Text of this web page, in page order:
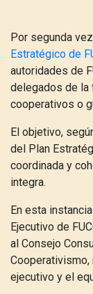
Por segunda
Estratégico de
autoridades de
delegados de la
cooperativos o
El objetivo,
del Plan
coordinada y
integra.
En esta
Ejecutivo de
al Consejo
Cooperativismo,
ejecutivo y el